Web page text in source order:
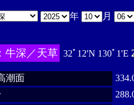
年 月
牛深／天草 32ﾟ12'N 130ﾟ1'E
潮面